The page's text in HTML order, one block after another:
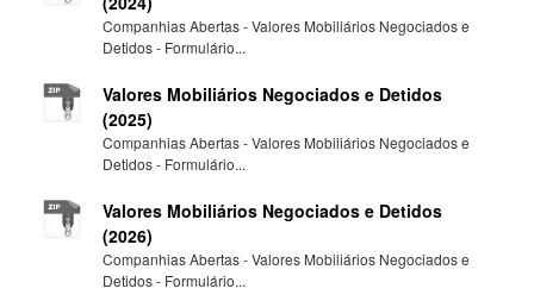
Companhias Abertas - Valores Mobiliários Negociados e
Detidos - Formulário...
Valores Mobiliários Negociados e Detidos
(2025)
Companhias Abertas - Valores Mobiliários Negociados e
Detidos - Formulário...
Valores Mobiliários Negociados e Detidos
(2026)
Companhias Abertas - Valores Mobiliários Negociados e
Detidos - Formulário...